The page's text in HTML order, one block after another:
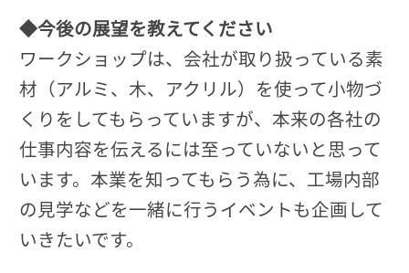
◆今後の展望を教えてください
ワークショップは、会社が取り扱っている素
材（アルミ、木、アクリル）を使って小物づ
くりをしてもらっていますが、本来の各社の
仕事内容を伝えるには至っていないと思って
います。本業を知ってもらう為に、工場内部
の見学などを一緒に行うイベントも企画して
いきたいです。